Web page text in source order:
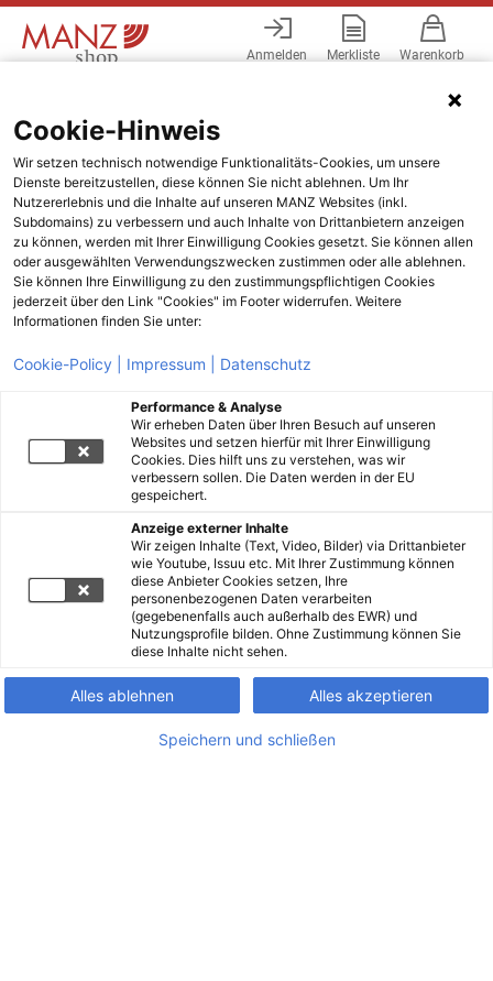
Anmelden Merkliste Warenkorb
Cookie-Hinweis
Wir setzen technisch notwendige Funktionalitäts-Cookies, um unsere
Dienste bereitzustellen, diese können Sie nicht ablehnen. Um Ihr
Nutzererlebnis und die Inhalte auf unseren MANZ Websites (inkl.
Subdomains) zu verbessern und auch Inhalte von Drittanbietern anzeigen
zu können, werden mit Ihrer Einwilligung Cookies gesetzt. Sie können allen
oder ausgewählten Verwendungszwecken zustimmen oder alle ablehnen.
Sie können Ihre Einwilligung zu den zustimmungspflichtigen Cookies
jederzeit über den Link "Cookies" im Footer widerrufen. Weitere
Informationen finden Sie unter:
Cookie-Policy | Impressum | Datenschutz
Performance & Analyse
Wir erheben Daten über Ihren Besuch auf unseren
Websites und setzen hierfür mit Ihrer Einwilligung
Cookies. Dies hilft uns zu verstehen, was wir
verbessern sollen. Die Daten werden in der EU
gespeichert.
Anzeige externer Inhalte
Wir zeigen Inhalte (Text, Video, Bilder) via Drittanbieter
wie Youtube, Issuu etc. Mit Ihrer Zustimmung können
diese Anbieter Cookies setzen, Ihre
personenbezogenen Daten verarbeiten
(gegebenenfalls auch außerhalb des EWR) und
Nutzungsprofile bilden. Ohne Zustimmung können Sie
diese Inhalte nicht sehen.
Alles ablehnen Alles akzeptieren
Speichern und schließen